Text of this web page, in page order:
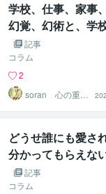
学校、仕事、家事
幻覚、幻術と、学
よる縛りと不自由
が解ける遠隔法術
記事
コラム
2
soran 心の重荷
を下ろせるヒー
リング
どうせ誰にも愛さ
分かってもらえな
幻覚、幻術が解け
記事
コラム